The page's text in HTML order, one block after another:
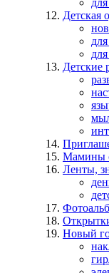
Детская
Детские
Мамины
Ленты,
Новый